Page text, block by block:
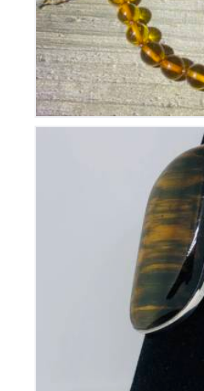
Bague Oeil de Tigre
125€